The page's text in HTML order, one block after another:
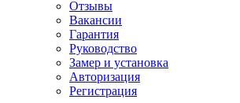
Отзывы
Вакансии
Гарантия
Руководство
Замер и установка
Авторизация
Регистрация